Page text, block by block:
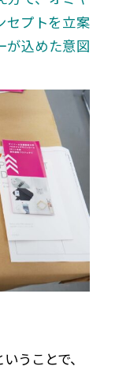
セプトを立案
が込めた意図
うことで、